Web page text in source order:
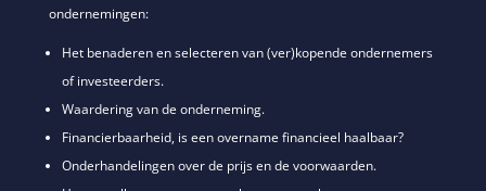
ondernemingen:
Het benaderen en selecteren van (ver)kopende ondernemers
of investeerders.
Waardering van de onderneming.
Financierbaarheid, is een overname financieel haalbaar?
Onderhandelingen over de prijs en de voorwaarden.